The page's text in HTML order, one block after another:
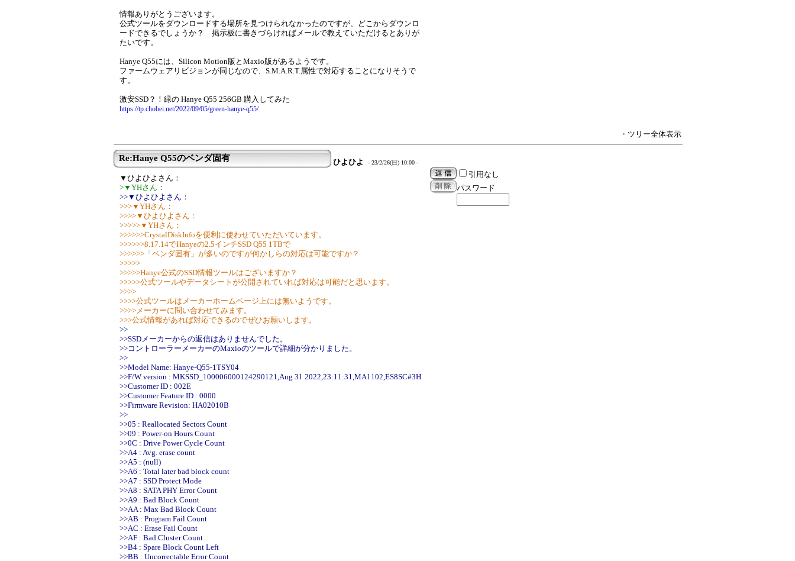
情報ありがとうございます。
公式ツールをダウンロードする場所を見つけられなかったのですが、どこからダウンロ
ードできるでしょうか？ 掲示板に書きづらければメールで教えていただけるとありが
たいです。
Hanye Q55には、Silicon Motion版とMaxio版があるようです。
ファームウェアリビジョンが同じなので、S.M.A.R.T.属性で対応することになりそうで
す。
激安SSD？！緑の Hanye Q55 256GB 購入してみた
https://tp.chobei.net/2022/09/05/green-hanye-q55/
・ツリー全体表示
Re:Hanye Q55のベンダ固有 ひよひよ - 23/2/26(日) 10:00 -
▼ひよひよさん：
>▼YHさん：
>>▼ひよひよさん：
>>>▼YHさん：
>>>>▼ひよひよさん：
>>>>>▼YHさん：
>>>>>>CrystalDiskInfoを便利に使わせていただいています。
>>>>>>8.17.14でHanyeの2.5インチSSD Q55 1TBで
>>>>>>「ベンダ固有」が多いのですが何かしらの対応は可能ですか？
>>>>>
>>>>>Hanye公式のSSD情報ツールはございますか？
>>>>>公式ツールやデータシートが公開されていれば対応は可能だと思います。
>>>>
>>>>公式ツールはメーカーホームページ上には無いようです。
>>>>メーカーに問い合わせてみます。
>>>公式情報があれば対応できるのでぜひお願いします。
>>
>>SSDメーカーからの返信はありませんでした。
>>コントローラーメーカーのMaxioのツールで詳細が分かりました。
>>
>>Model Name: Hanye-Q55-1TSY04
>>F/W version : MKSSD_100006000124290121,Aug 31 2022,23:11:31,MA1102,ES8SC#3H
>>Customer ID : 002E
>>Customer Feature ID : 0000
>>Firmware Revision: HA02010B
>>
>>05 : Reallocated Sectors Count
>>09 : Power-on Hours Count
>>0C : Drive Power Cycle Count
>>A4 : Avg. erase count
>>A5 : (null)
>>A6 : Total later bad block count
>>A7 : SSD Protect Mode
>>A8 : SATA PHY Error Count
>>A9 : Bad Block Count
>>AA : Max Bad Block Count
>>AB : Program Fail Count
>>AC : Erase Fail Count
>>AF : Bad Cluster Count
>>B4 : Spare Block Count Left
>>BB : Uncorrectable Error Count
引用なし
パスワード